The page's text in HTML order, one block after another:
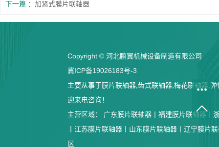
下一篇 加紧式膜片联轴器
Copyright © 河北鹏翼机械设备制造有限公司
冀ICP备19026183号-3
主要从事于膜片联轴器,齿式联轴器,梅花联轴器,
迎来电咨询！
主营区域： 广东膜片联轴器丨 福建膜片联轴器丨
江苏膜片联轴器丨 山东膜片联轴器丨 辽宁膜片
区